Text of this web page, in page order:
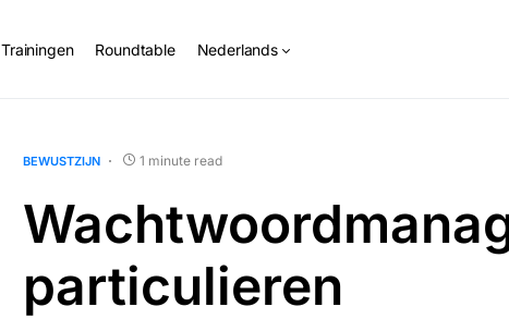
Trainingen Roundtable Nederlands
BEWUSTZIJN 1 minute read
particulieren